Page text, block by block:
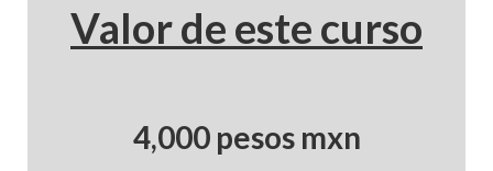
Valor de este curso
4,000 pesos mxn